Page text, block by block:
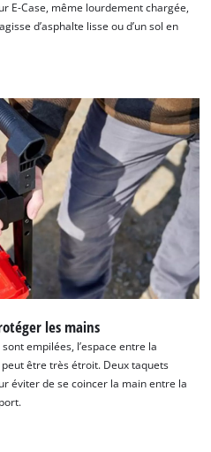
de votre accord pour
charger Google Maps !
is not permitted to load due
that are not disclosed to the
website owner needs to setup
of technologies used.
Usercentrics Consent
Platform
E-Case, même lourdement chargée,
d’asphalte lisse ou d’un sol en
les mains
empilées, l’espace entre la
être très étroit. Deux taquets
éviter de se coincer la main entre la